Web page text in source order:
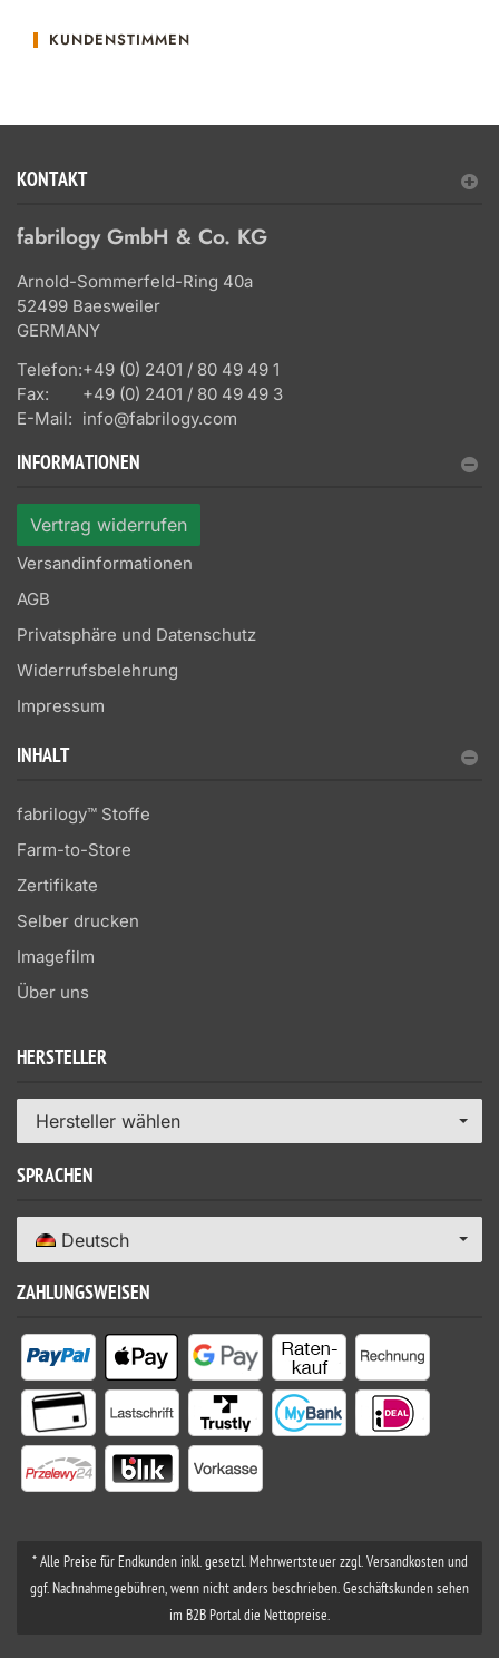
KUNDENSTIMMEN
KONTAKT
fabrilogy GmbH & Co. KG
Arnold-Sommerfeld-Ring 40a
52499 Baesweiler
GERMANY
Telefon:+49 (0) 2401 / 80 49 49 1
Fax:
+49 (0) 2401 / 80 49 49 3
E-Mail: info@fabrilogy.com
INFORMATIONEN
Vertrag widerrufen
Versandinformationen
AGB
Privatsphäre und Datenschutz
Widerrufsbelehrung
Impressum
INHALT
fabrilogy™ Stoffe
Farm-to-Store
Zertifikate
Selber drucken
Imagefilm
Über uns
HERSTELLER
Hersteller wählen
SPRACHEN
Deutsch
ZAHLUNGSWEISEN
* Alle Preise für Endkunden inkl. gesetzl. Mehrwertsteuer zzgl. Versandkosten und
ggf. Nachnahmegebühren, wenn nicht anders beschrieben. Geschäftskunden sehen
im B2B Portal die Nettopreise.